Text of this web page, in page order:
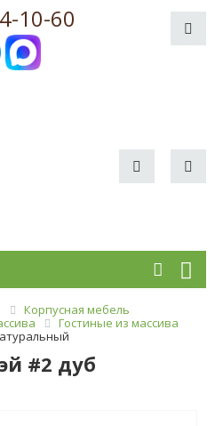
10-60
Корпусная мебель
Гостиные из массива
#2 дуб